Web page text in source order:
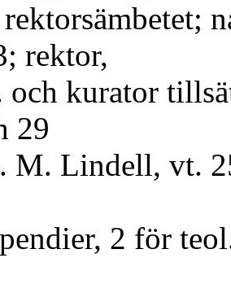
rektorsämbetet;
rektor,
och kurator
29
M. Lindell, vt.
2 för